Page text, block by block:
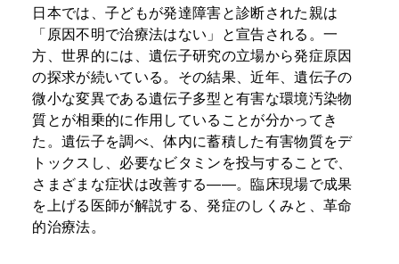
日本では、子どもが発達障害と診断された親は
「原因不明で治療法はない」と宣告される。一
方、世界的には、遺伝子研究の立場から発症原因
の探求が続いている。その結果、近年、遺伝子の
微小な変異である遺伝子多型と有害な環境汚染物
質とが相乗的に作用していることが分かってき
た。遺伝子を調べ、体内に蓄積した有害物質をデ
トックスし、必要なビタミンを投与することで、
さまざまな症状は改善する――。臨床現場で成果
を上げる医師が解説する、発症のしくみと、革命
的治療法。